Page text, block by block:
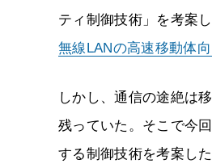
ティ制御技術」を考案
無線LANの高速移動体
しかし、通信の途絶は
残っていた。そこで今
する制御技術を考案した